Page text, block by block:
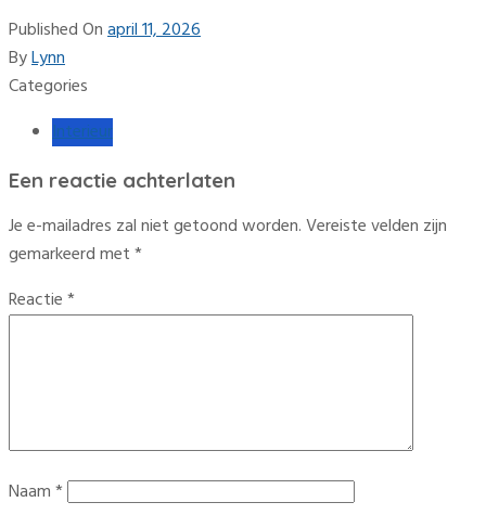
Published Onapril 11, 2026
ByLynn
Categories
Interieur
Een reactie achterlaten
Je e-mailadres zal niet getoond worden.Vereiste velden zijn
gemarkeerd met*
Reactie*
Naam*